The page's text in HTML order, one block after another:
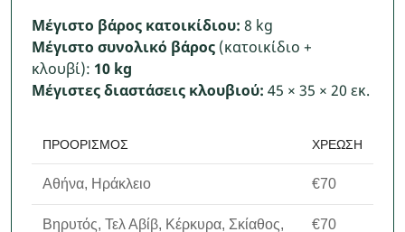
Μέγιστο βάρος κατοικίδιου: 8 kg
Μέγιστο συνολικό βάρος (κατοικίδιο +
κλουβί): 10 kg
Μέγιστες διαστάσεις κλουβιού: 45 × 35 × 20 εκ.
ΠΡΟΟΡΙΣΜΌΣ ΧΡΈΩΣΗ
Αθήνα, Ηράκλειο €70
Βηρυτός, Τελ Αβίβ, Κέρκυρα, Σκίαθος, €70